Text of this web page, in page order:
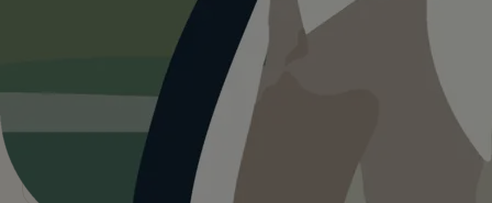
—
Frei